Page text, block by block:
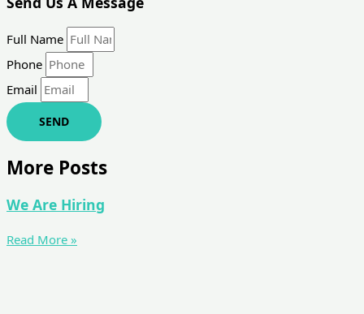
Full Name
Phone
Email
SEND
More Posts
We Are Hiring
Read More »